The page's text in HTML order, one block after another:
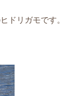
ドリガモです。